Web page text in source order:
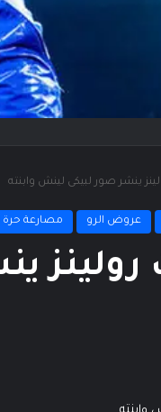
ينشر صور لبيكى لينش وابنته
عروض الرو مصارعة حرة 2021